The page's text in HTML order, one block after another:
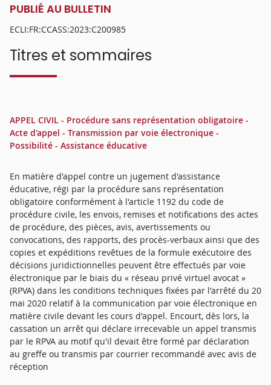
PUBLIÉ AU BULLETIN
ECLI:FR:CCASS:2023:C200985
Titres et sommaires
APPEL CIVIL - Procédure sans représentation obligatoire -
Acte d'appel - Transmission par voie électronique -
Possibilité - Assistance éducative
En matière d'appel contre un jugement d'assistance
éducative, régi par la procédure sans représentation
obligatoire conformément à l'article 1192 du code de
procédure civile, les envois, remises et notifications des actes
de procédure, des pièces, avis, avertissements ou
convocations, des rapports, des procès-verbaux ainsi que des
copies et expéditions revêtues de la formule exécutoire des
décisions juridictionnelles peuvent être effectués par voie
électronique par le biais du « réseau privé virtuel avocat »
(RPVA) dans les conditions techniques fixées par l'arrêté du 20
mai 2020 relatif à la communication par voie électronique en
matière civile devant les cours d'appel. Encourt, dès lors, la
cassation un arrêt qui déclare irrecevable un appel transmis
par le RPVA au motif qu'il devait être formé par déclaration
au greffe ou transmis par courrier recommandé avec avis de
réception